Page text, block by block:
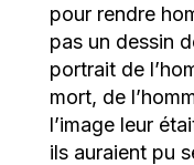
pour rendre
pas un dessin
portrait de
mort, de
l’image leur
ils auraient pu